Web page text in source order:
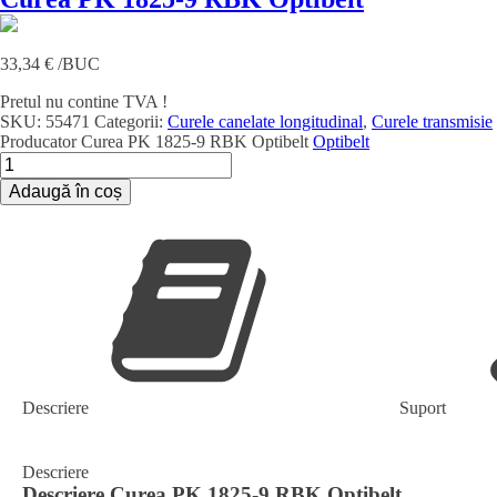
33,34 € /BUC
Pretul nu contine TVA !
SKU: 55471 Categorii: Curele canelate longitudinal, Curele transmisie
ProducatorCurea PK 1825-9 RBK Optibelt Optibelt
Cantitate
Curea
PKAdaugă în coș
Descriere Suport
Descriere